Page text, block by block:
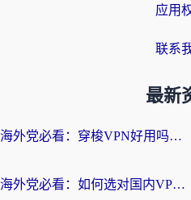
应用
联系
最新
海外党必看：穿梭VPN好用吗？和云帆VPN对比哪个回国效果更好？附真实测评+避坑指南
海外党必看：如何选对国内VPN，实现无缝访问国内资源？